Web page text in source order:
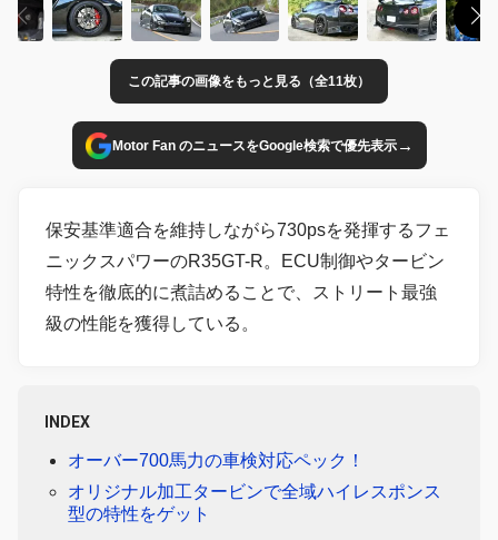
この記事の画像をもっと見る（全11枚）
Motor Fan のニュースをGoogle検索で優先表示→
保安基準適合を維持しながら730psを発揮するフェ
ニックスパワーのR35GT-R。ECU制御やタービン
特性を徹底的に煮詰めることで、ストリート最強
級の性能を獲得している。
INDEX
オーバー700馬力の車検対応ペック！
オリジナル加工タービンで全域ハイレスポンス
型の特性をゲット